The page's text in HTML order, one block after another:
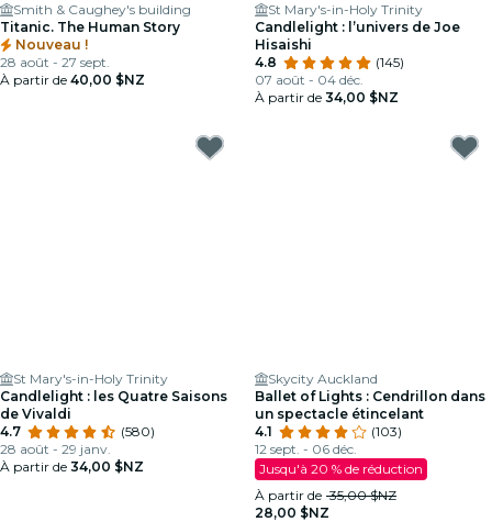
Smith & Caughey's building
Titanic. The Human Story
Nouveau !
28 août - 27 sept.
À partir de 40,00 $NZ
St Mary's-in-Holy Trinity
Candlelight : l’univers de Joe
Hisaishi
4.8
(145)
07 août - 04 déc.
À partir de 34,00 $NZ
St Mary's-in-Holy Trinity
Candlelight : les Quatre Saisons
de Vivaldi
4.7
(580)
28 août - 29 janv.
À partir de 34,00 $NZ
Skycity Auckland
Ballet of Lights : Cendrillon dans
un spectacle étincelant
4.1
(103)
12 sept. - 06 déc.
Jusqu'à 20 % de réduction
À partir de 35,00 $NZ
28,00 $NZ